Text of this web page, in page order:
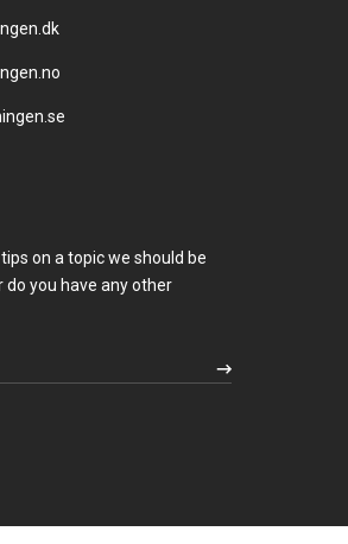
on a topic we should be
do you have any other